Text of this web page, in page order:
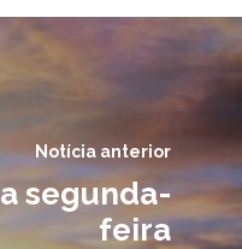
Notícia anterior
segunda-
feira